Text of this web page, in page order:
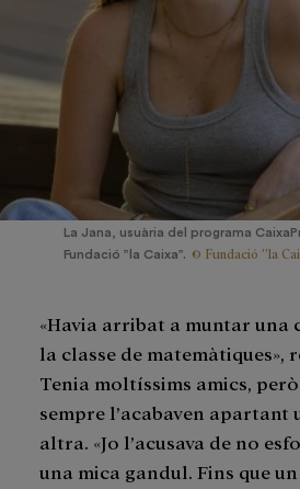
La Jana, usuària del programa
Fundació ”la Caixa”. © Fundació ”la
«Havia arribat a muntar una
la classe de matemàtiques»,
Tenia moltíssims amics,
sempre l’acabaven apartant
altra. «Jo l’acusava de no
una mica gandul. Fins que